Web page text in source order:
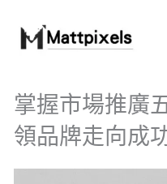
content
掌握市場推廣
領品牌走向成